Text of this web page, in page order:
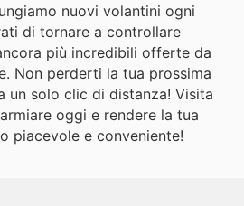
nuovi volantini ogni
di tornare a controllare
più incredibili offerte da
Non perderti la tua prossima
un solo clic di distanza! Visita
oggi e rendere la tua
piacevole e conveniente!